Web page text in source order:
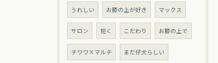
うれしい お膝の上が好き マックス
サロン 短く こだわり お膝の上で
チワワ×マルチ まだ仔犬らしい